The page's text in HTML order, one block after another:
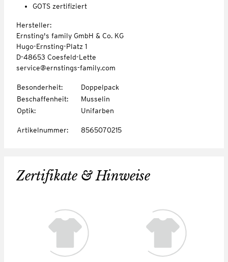
GOTS zertifiziert
Hersteller:
Ernsting's family GmbH & Co. KG
Hugo-Ernsting-Platz 1
D-48653 Coesfeld-Lette
service@ernstings-family.com
Besonderheit:
Doppelpack
Beschaffenheit:
Musselin
Optik: Unifarben
Artikelnummer: 8565070215
Zertifikate & Hinweise